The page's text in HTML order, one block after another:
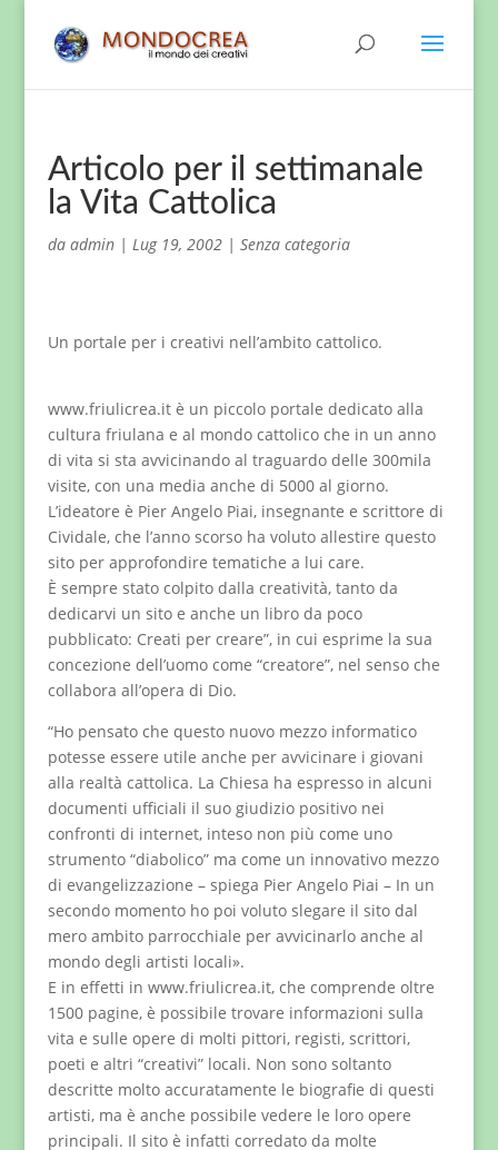
Articolo per il settimanale
la Vita Cattolica
da admin| Lug 19, 2002| Senza categoria
Un portale per i creativi nell’ambito cattolico.
www.friulicrea.it è un piccolo portale dedicato alla
cultura friulana e al mondo cattolico che in un anno
di vita si sta avvicinando al traguardo delle 300mila
visite, con una media anche di 5000 al giorno.
L’ideatore è Pier Angelo Piai, insegnante e scrittore di
Cividale, che l’anno scorso ha voluto allestire questo
sito per approfondire tematiche a lui care.
È sempre stato colpito dalla creatività, tanto da
dedicarvi un sito e anche un libro da poco
pubblicato: Creati per creare”, in cui esprime la sua
concezione dell’uomo come “creatore”, nel senso che
collabora all’opera di Dio.
“Ho pensato che questo nuovo mezzo informatico
potesse essere utile anche per avvicinare i giovani
alla realtà cattolica. La Chiesa ha espresso in alcuni
documenti ufficiali il suo giudizio positivo nei
confronti di internet, inteso non più come uno
strumento “diabolico” ma come un innovativo mezzo
di evangelizzazione – spiega Pier Angelo Piai – In un
secondo momento ho poi voluto slegare il sito dal
mero ambito parrocchiale per avvicinarlo anche al
mondo degli artisti locali».
E in effetti in www.friulicrea.it, che comprende oltre
1500 pagine, è possibile trovare informazioni sulla
vita e sulle opere di molti pittori, registi, scrittori,
poeti e altri “creativi” locali. Non sono soltanto
descritte molto accuratamente le biografie di questi
artisti, ma è anche possibile vedere le loro opere
principali. Il sito è infatti corredato da molte